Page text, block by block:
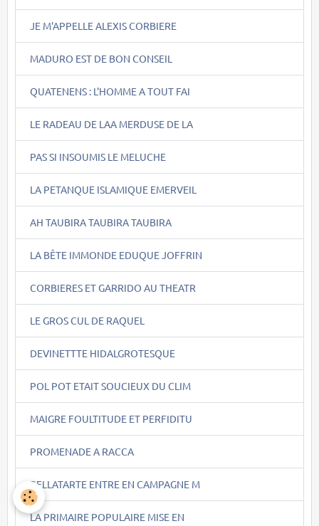
JE M'APPELLE ALEXIS CORBIERE
MADURO EST DE BON CONSEIL
QUATENENS : L'HOMME A TOUT FAI
LE RADEAU DE LAA MERDUSE DE LA
PAS SI INSOUMIS LE MELUCHE
LA PETANQUE ISLAMIQUE EMERVEIL
AH TAUBIRA TAUBIRA TAUBIRA
LA BÊTE IMMONDE EDUQUE JOFFRIN
CORBIERES ET GARRIDO AU THEATR
LE GROS CUL DE RAQUEL
DEVINETTTE HIDALGROTESQUE
POL POT ETAIT SOUCIEUX DU CLIM
MAIGRE FOULTITUDE ET PERFIDITU
PROMENADE A RACCA
BELLATARTE ENTRE EN CAMPAGNE M
LA PRIMAIRE POPULAIRE MISE EN